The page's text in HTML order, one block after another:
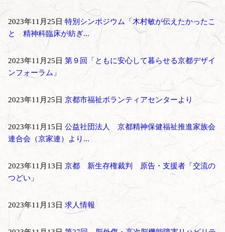
2023年11月25日特別シンポジウム「木村敏が伝えたかったこ
と 精神科臨床が紡ぎ...
2023年11月25日 第９回「ともに安心して暮らせる京都デザイ
ンフォーラム」
2023年11月25日 京都市福祉ボランティアセンターより
2023年11月15日 公益社団法人 京都精神保健福祉推進家族会
連合会（京家連）より...
2023年11月13日 京都 新生存権裁判 原告・支援者「交流の
つどい」
2023年11月13日 求人情報